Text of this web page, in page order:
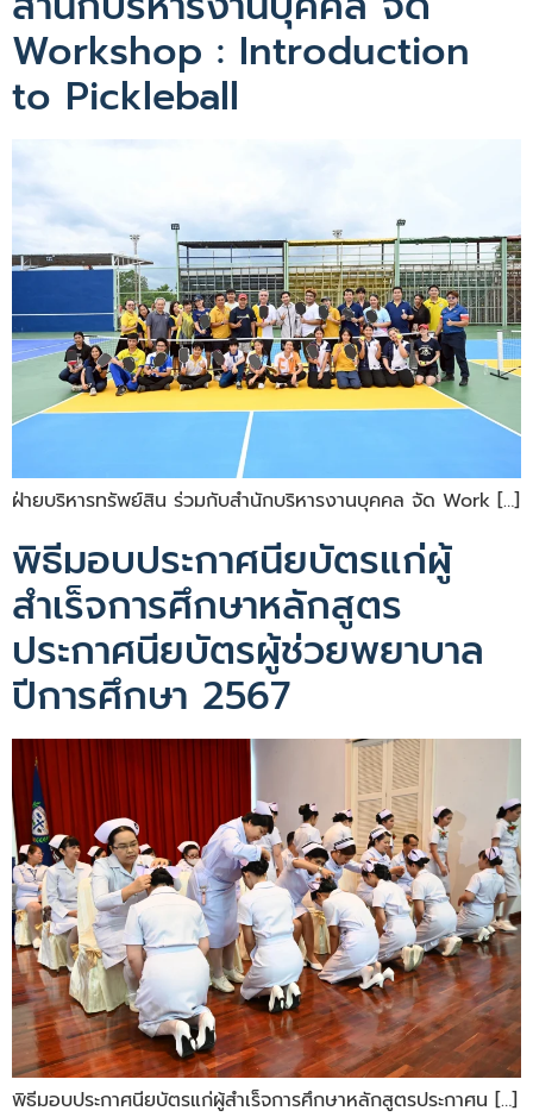
Workshop : Introduction
to Pickleball
ฝ่ายบริหารทรัพย์สิน ร่วมกับสำนักบริหารงานบุคคล จัด Work […]
พิธีมอบประกาศนียบัตรแก่ผู้
สำเร็จการศึกษาหลักสูตร
ประกาศนียบัตรผู้ช่วยพยาบาล
ปีการศึกษา 2567
พิธีมอบประกาศนียบัตรแก่ผู้สำเร็จการศึกษาหลักสูตรประกาศน […]